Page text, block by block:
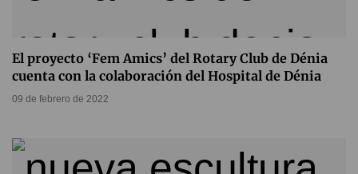
El proyecto ‘Fem Amics’ del Rotary Club de Dénia
cuenta con la colaboración del Hospital de Dénia
09 de febrero de 2022